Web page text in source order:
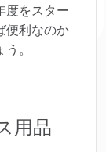
度をスター
便利なのか
。
用品